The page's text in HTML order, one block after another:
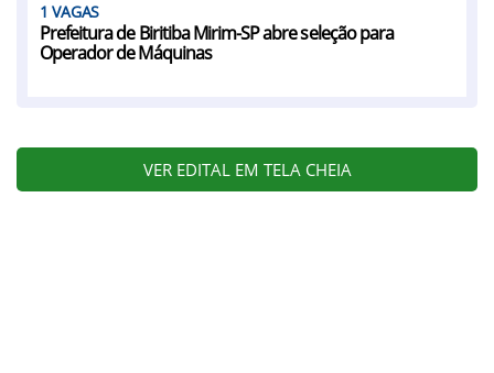
1
Prefeitura de Biritiba Mirim-SP abre seleção para
Operador de Máquinas
VER EDITAL EM TELA CHEIA